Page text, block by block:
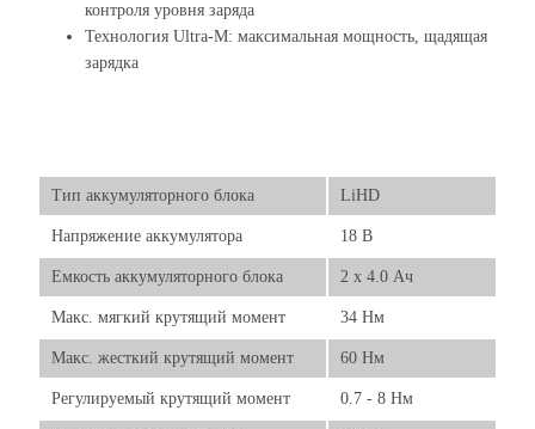
контроля уровня заряда
Технология Ultra-M: максимальная мощность, щадящая
зарядка
Тип аккумуляторного блока LiHD
Напряжение аккумулятора 18 В
Емкость аккумуляторного блока 2 х 4.0 Ач
Макс. мягкий крутящий момент 34 Нм
Макс. жесткий крутящий момент 60 Нм
Регулируемый крутящий момент 0.7 - 8 Нм